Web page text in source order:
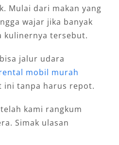
Mulai dari makan yang
wajar jika banyak
kulinernya tersebut.
jalur udara
mobil murah
ini tanpa harus repot.
kami rangkum
Simak ulasan